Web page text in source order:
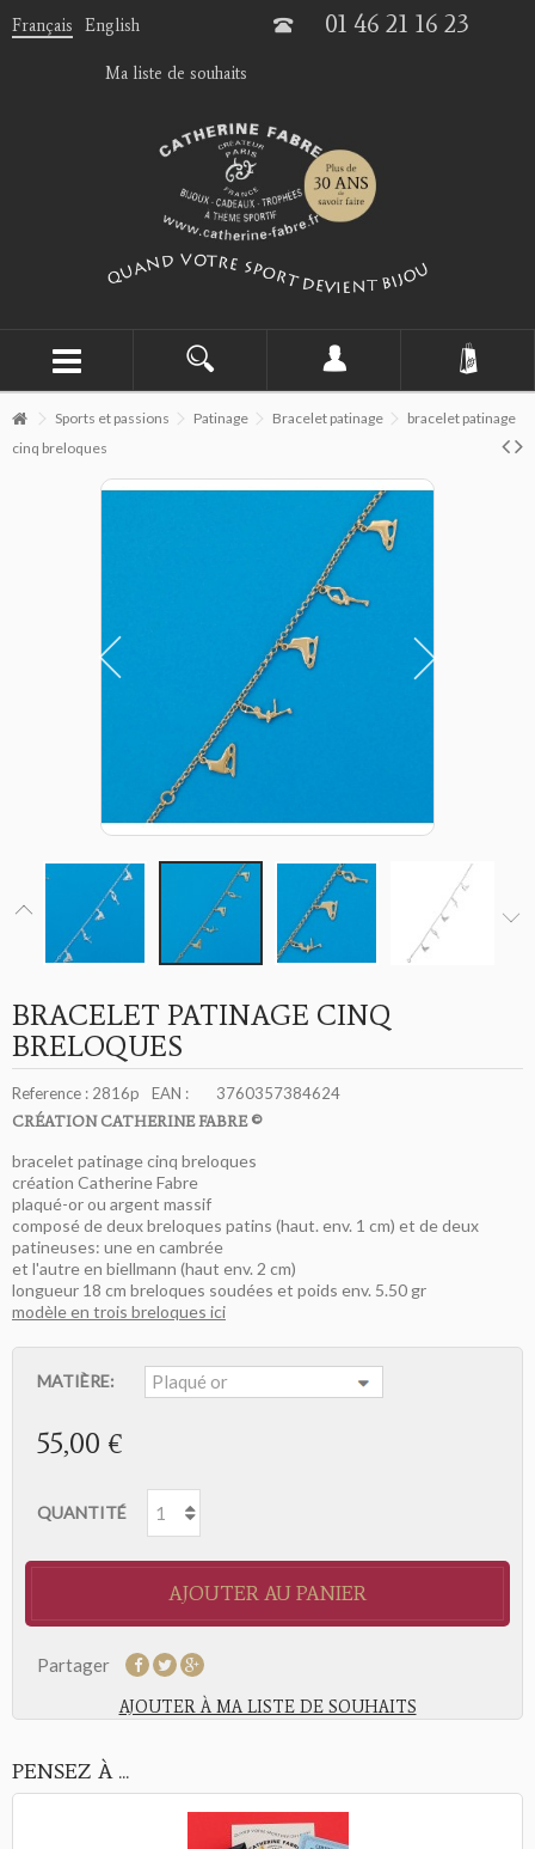
Français English 01 46 21 16 23
Ma liste de souhaits
Sports et passions Patinage Bracelet patinage
bracelet patinage
cinq breloques
BRACELET PATINAGE CINQ
BRELOQUES
Reference : 2816p EAN : 3760357384624
CRÉATION CATHERINE FABRE ©
bracelet patinage cinq breloques
création Catherine Fabre
plaqué-or ou argent massif
composé de deux breloques patins (haut. env. 1 cm) et de deux
patineuses: une en cambrée
et l'autre en biellmann (haut env. 2 cm)
longueur 18 cm breloques soudées et poids env. 5.50 gr
modèle en trois breloques ici
MATIÈRE:
55,00 €
QUANTITÉ
AJOUTER AU PANIER
Partager
AJOUTER À MA LISTE DE SOUHAITS
PENSEZ À ...